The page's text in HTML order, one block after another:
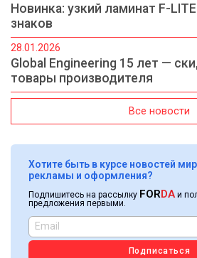
Новинка: узкий ламинат F-
знаков
28.01.2026
Global Engineering 15 лет —
товары производителя
Все новости
Хотите быть в курсе новостей
рекламы и оформления?
Подпишитесь на рассылку FORDA и
предложения первыми.
Подписаться